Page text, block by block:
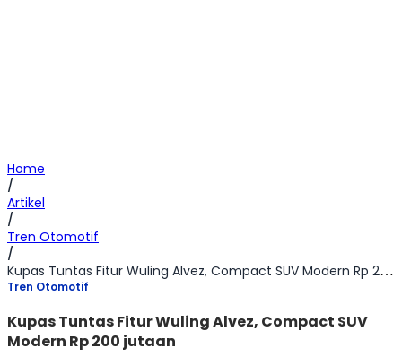
Home
/
Artikel
/
Tren Otomotif
/
Kupas Tuntas Fitur Wuling Alvez, Compact SUV Modern Rp 200 jutaan
Tren Otomotif
Kupas Tuntas Fitur Wuling Alvez, Compact SUV
Modern Rp 200 jutaan